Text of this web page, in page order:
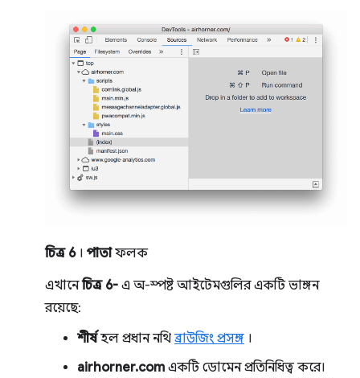
চিত্র 6। পাতাফলক
এখানেচিত্র 6- এ অ-স্পষ্ট আইটেমগুলির একটি ভাঙ্গন
রয়েছে:
শীর্ষহল প্রধান নথি ব্রাউজিং প্রসঙ্গ ।
airhorner.com একটি ডোমেন প্রতিনিধিত্ব করে।